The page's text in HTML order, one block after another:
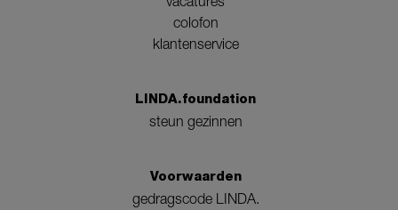
colofon
klantenservice
LINDA.foundation
steun gezinnen
Voorwaarden
gedragscode LINDA.